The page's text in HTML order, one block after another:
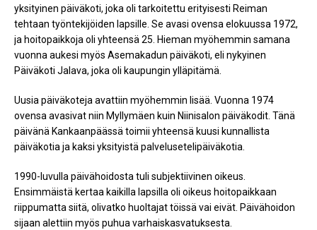
yksityinen päiväkoti, joka oli tarkoitettu erityisesti Reiman
tehtaan työntekijöiden lapsille. Se avasi ovensa elokuussa 1972,
ja hoitopaikkoja oli yhteensä 25. Hieman myöhemmin samana
vuonna aukesi myös Asemakadun päiväkoti, eli nykyinen
Päiväkoti Jalava, joka oli kaupungin ylläpitämä.
Uusia päiväkoteja avattiin myöhemmin lisää. Vuonna 1974
ovensa avasivat niin Myllymäen kuin Niinisalon päiväkodit. Tänä
päivänä Kankaanpäässä toimii yhteensä kuusi kunnallista
päiväkotia ja kaksi yksityistä palvelusetelipäiväkotia.
1990-luvulla päivähoidosta tuli subjektiivinen oikeus.
Ensimmäistä kertaa kaikilla lapsilla oli oikeus hoitopaikkaan
riippumatta siitä, olivatko huoltajat töissä vai eivät. Päivähoidon
sijaan alettiin myös puhua varhaiskasvatuksesta.